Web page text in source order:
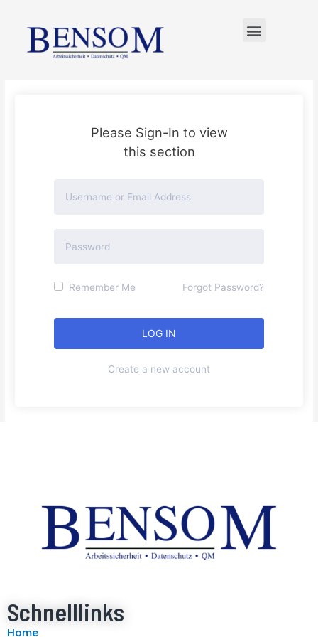
Please Sign-In to view
this section
Remember Me Forgot Password?
Create a new account
Schnelllinks
Home